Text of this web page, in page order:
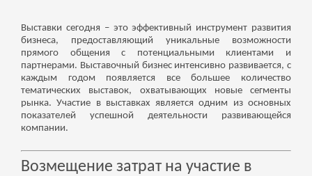
Выставки сегодня – это эффективный инструмент развития
бизнеса, предоставляющий уникальные возможности
прямого общения с потенциальными клиентами и
партнерами. Выставочный бизнес интенсивно развивается, с
каждым годом появляется все большее количество
тематических выставок, охватывающих новые сегменты
рынка. Участие в выставках является одним из основных
показателей успешной деятельности развивающейся
компании.
Возмещение затрат на участие в